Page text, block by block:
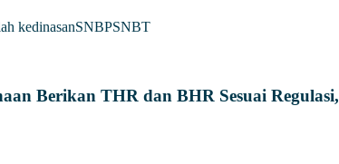
kedinasanSNBPSNBT
Berikan THR dan BHR Sesuai Regulasi,